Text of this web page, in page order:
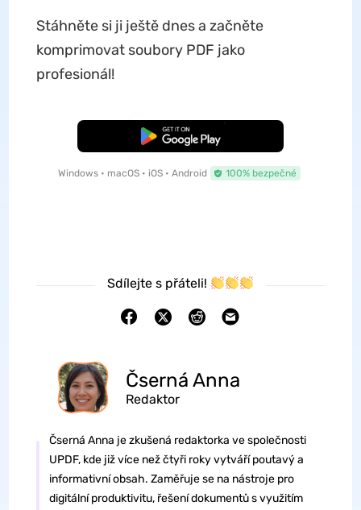
Stáhněte si ji ještě dnes a začněte
komprimovat soubory PDF jako
profesionál!
Bezplatné stažení
Windows • macOS • iOS • Android 100% bezpečné
Sdílejte s přáteli!
Čserná Anna
Redaktor
Čserná Anna je zkušená redaktorka ve společnosti
UPDF, kde již více než čtyři roky vytváří poutavý a
informativní obsah. Zaměřuje se na nástroje pro
digitální produktivitu, řešení dokumentů s využitím